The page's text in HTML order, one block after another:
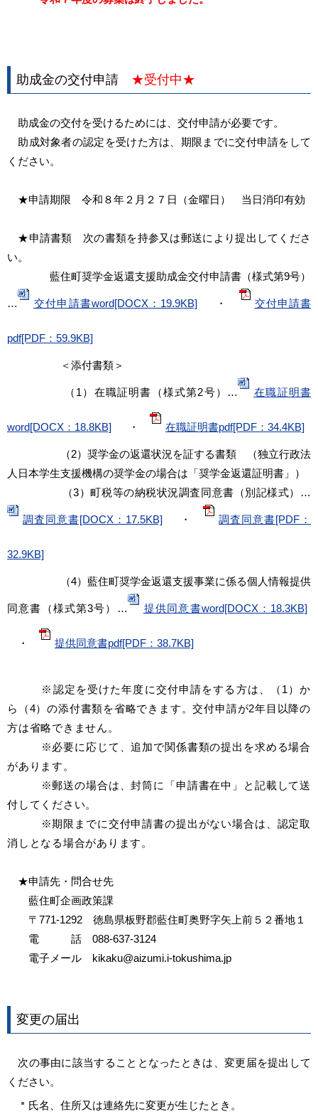
助成金の交付申請 ★受付中★
助成金の交付を受けるためには、交付申請が必要です。
助成対象者の認定を受けた方は、期限までに交付申請をして
ください。
★申請期限 令和８年２月２７日（金曜日） 当日消印有効
★申請書類 次の書類を持参又は郵送により提出してくださ
い。
藍住町奨学金返還支援助成金交付申請書（様式第9号）
… 交付申請書word[DOCX：19.9KB] ・ 交付申請書
pdf[PDF：59.9KB]
＜添付書類＞
（1）在職証明書（様式第2号）… 在職証明書
word[DOCX：18.8KB] ・ 在職証明書pdf[PDF：34.4KB]
（2）奨学金の返還状況を証する書類 （独立行政法
人日本学生支援機構の奨学金の場合は「奨学金返還証明書」）
（3）町税等の納税状況調査同意書（別記様式）…
調査同意書[DOCX：17.5KB] ・ 調査同意書[PDF：
32.9KB]
（4）藍住町奨学金返還支援事業に係る個人情報提供
同意書（様式第3号）… 提供同意書word[DOCX：18.3KB]
・ 提供同意書pdf[PDF：38.7KB]
※認定を受けた年度に交付申請をする方は、（1）か
ら（4）の添付書類を省略できます。交付申請が2年目以降の
方は省略できません。
※必要に応じて、追加で関係書類の提出を求める場合
があります。
※郵送の場合は、封筒に「申請書在中」と記載して送
付してください。
※期限までに交付申請書の提出がない場合は、認定取
消しとなる場合があります。
★申請先・問合せ先
藍住町企画政策課
〒771-1292 徳島県板野郡藍住町奥野字矢上前５２番地１
電 話 088-637-3124
電子メール kikaku@aizumi.i-tokushima.jp
変更の届出
次の事由に該当することとなったときは、変更届を提出して
ください。
氏名、住所又は連絡先に変更が生じたとき。